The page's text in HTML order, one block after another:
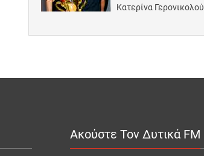
Κατερίνα Γερονικολού
Ακούστε Τον Δυτικά FM